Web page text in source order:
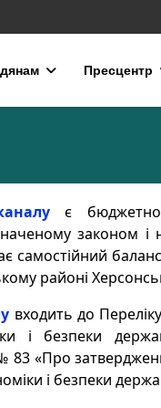
Пресцентр
є
законом
самостійний
районі
входить до
і безпеки
83 «Про
і безпеки